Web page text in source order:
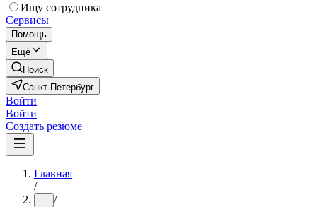
Ищу сотрудника
Сервисы
Помощь
Ещё
Поиск
Санкт-Петербург
Войти
Войти
Создать резюме
Главная
/
... /